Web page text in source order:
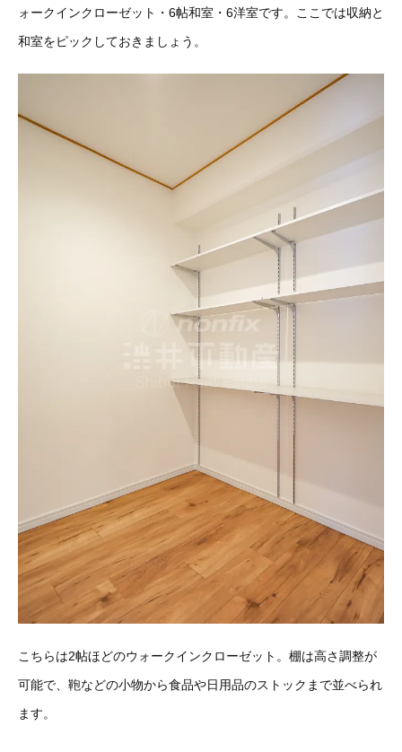
ォークインクローゼット・6帖和室・6洋室です。ここでは収納と
和室をピックしておきましょう。
こちらは2帖ほどのウォークインクローゼット。棚は高さ調整が
可能で、鞄などの小物から食品や日用品のストックまで並べられ
ます。